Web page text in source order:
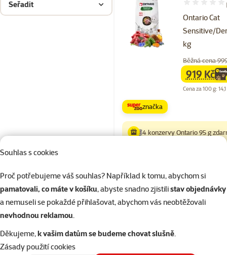
Souhlas s cookies
Proč potřebujeme váš souhlas? Například k tomu, abychom si
pamatovali, co máte v košíku, abyste snadno zjistilistav objednávky
a nemuseli se pokaždé přihlašovat, abychom vás neobtěžovali
nevhodnou reklamou.
Děkujeme,k vašim datům se budeme chovat slušně.
Zásady použití cookies
Seřadit
Ontario Cat
Sensitive/
kg
Hodnocení
Běžná cena
family
919 Kč
Cena za 100 g:
značka
4 konzervy Ontario 95 g
Hodnocení